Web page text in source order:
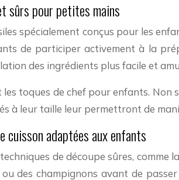
sûrs pour petites mains
spécialement conçus pour les
de participer activement à la
des ingrédients plus facile et
les toques de chef pour enfants.
à leur taille leur permettront de
cuisson adaptées aux enfants
de découpe sûres,
des champignons avant de